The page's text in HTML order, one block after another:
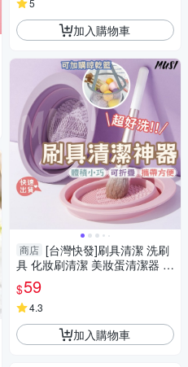
5
加入購物車
商店 [台灣快發]刷具清潔 洗刷
具 化妝刷清潔 美妝蛋清潔器 化
妝刷清潔神器 粉撲清潔 晾刷籃
子
$59
4.3
加入購物車